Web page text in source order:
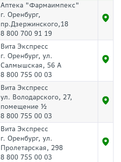
Аптека "Фармаимпекс"
г. Оренбург,
пр.Дзержинского,18
8 800 700 91 19
Вита Экспресс
г. Оренбург, ул.
Салмышская, 56 А
8 800 755 00 03
Вита Экспресс
ул. Володарского, 27,
помещение ½
8 800 755 00 03
Вита Экспресс
г. Оренбург, ул.
Пролетарская, 298
8 800 755 00 03